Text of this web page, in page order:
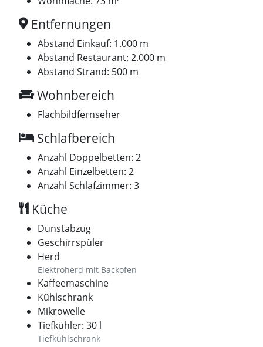
Entfernungen
Abstand Einkauf: 1.000 m
Abstand Restaurant: 2.000 m
Abstand Strand: 500 m
Wohnbereich
Flachbildfernseher
Schlafbereich
Anzahl Doppelbetten: 2
Anzahl Einzelbetten: 2
Anzahl Schlafzimmer: 3
Küche
Dunstabzug
Geschirrspüler
Herd
Elektroherd mit Backofen
Kaffeemaschine
Kühlschrank
Mikrowelle
Tiefkühler: 30 l
Tiefkühlschrank